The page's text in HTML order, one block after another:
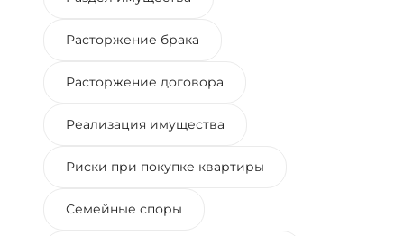
Расторжение брака
Расторжение договора
Реализация имущества
Риски при покупке квартиры
Семейные споры